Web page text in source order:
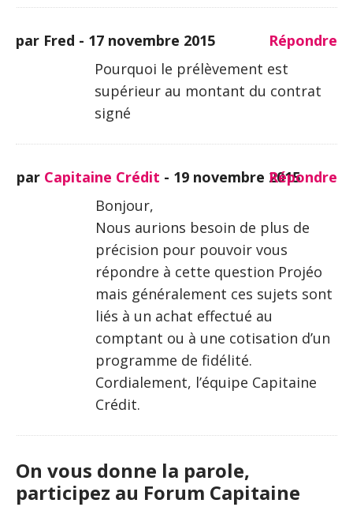
par Fred - 17 novembre 2015
Répondre
Pourquoi le prélèvement est
supérieur au montant du contrat
signé
par Capitaine Crédit - 19 novembre 2015Répondre
Bonjour,
Nous aurions besoin de plus de
précision pour pouvoir vous
répondre à cette question Projéo
mais généralement ces sujets sont
liés à un achat effectué au
comptant ou à une cotisation d’un
programme de fidélité.
Cordialement, l’équipe Capitaine
Crédit.
On vous donne la parole,
participez au Forum Capitaine